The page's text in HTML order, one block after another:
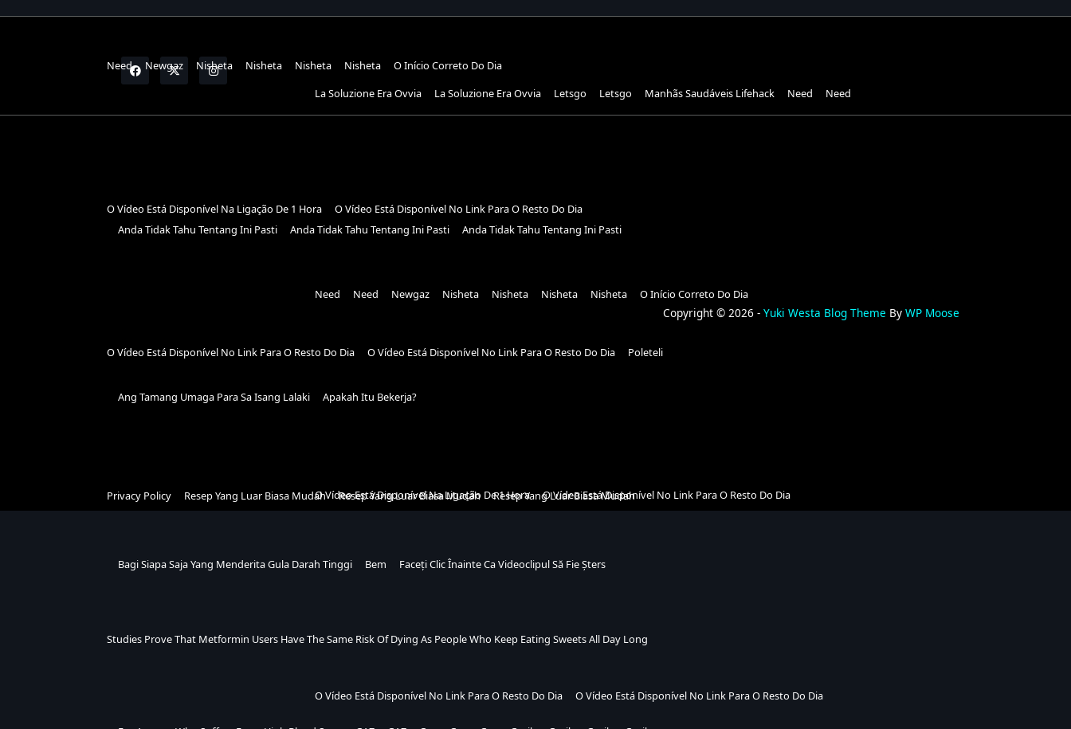
La Soluzione Era Ovvia La Soluzione Era Ovvia Letsgo Letsgo Manhãs Saudáveis Lifehack Need Need
Need Need Newgaz Nisheta Nisheta Nisheta Nisheta O Início Correto Do Dia
O Vídeo Está Disponível Na Ligação De 1 Hora O Vídeo Está Disponível No Link Para O Resto Do Dia
O Vídeo Está Disponível No Link Para O Resto Do Dia O Vídeo Está Disponível No Link Para O Resto Do Dia
Need Newgaz Nisheta Nisheta Nisheta Nisheta O Início Correto Do Dia
O Vídeo Está Disponível Na Ligação De 1 Hora O Vídeo Está Disponível No Link Para O Resto Do Dia
O Vídeo Está Disponível No Link Para O Resto Do Dia O Vídeo Está Disponível No Link Para O Resto Do Dia Poleteli
Privacy Policy Resep Yang Luar Biasa Mudah Resep Yang Luar Biasa Mudah Resep Yang Luar Biasa Mudah
Studies Prove That Metformin Users Have The Same Risk Of Dying As People Who Keep Eating Sweets All Day Long
Anda Tidak Tahu Tentang Ini Pasti Anda Tidak Tahu Tentang Ini Pasti Anda Tidak Tahu Tentang Ini Pasti
Ang Tamang Umaga Para Sa Isang Lalaki Apakah Itu Bekerja?
Bagi Siapa Saja Yang Menderita Gula Darah Tinggi Bem Faceți Clic Înainte Ca Videoclipul Să Fie Șters
Copyright © 2026 - Yuki Westa Blog Theme By WP Moose